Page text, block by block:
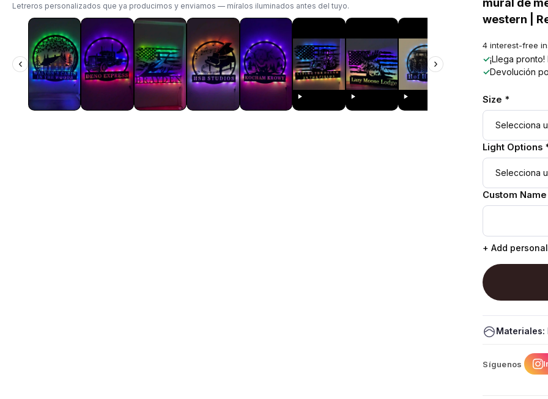
Letreros personalizados que ya producimos y enviamos — míralos iluminados antes del tuyo.
‹ ›
mural de
western |
4 interest-free
✓¡Llega
✓Devolución
Size *
Light Options
Custom
+ Add
Materiales:
Síguenos